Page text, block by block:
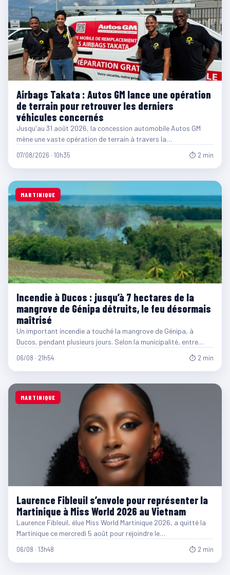
Airbags Takata : Autos GM lance une opération
de terrain pour retrouver les derniers
véhicules concernés
Jusqu'au 31 août 2026, la concession automobile Autos GM
mène une vaste opération de terrain à travers la…
07/08/2026 · 10h35 ⏱ 2 min
MARTINIQUE
Incendie à Ducos : jusqu’à 7 hectares de la
mangrove de Génipa détruits, le feu désormais
maîtrisé
Un important incendie a touché la mangrove de Génipa, à
Ducos, pendant plusieurs jours. Selon la municipalité, entre…
06/08 · 21h54 ⏱ 2 min
MARTINIQUE
Laurence Fibleuil s’envole pour représenter la
Martinique à Miss World 2026 au Vietnam
Laurence Fibleuil, élue Miss World Martinique 2026, a quitté la
Martinique ce mercredi 5 août pour rejoindre le…
06/08 · 13h48 ⏱ 2 min